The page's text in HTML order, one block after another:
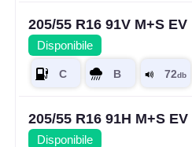
205/55 R16 91V M+S EV
Disponibile
205/55 R16 91H M+S EV
Disponibile